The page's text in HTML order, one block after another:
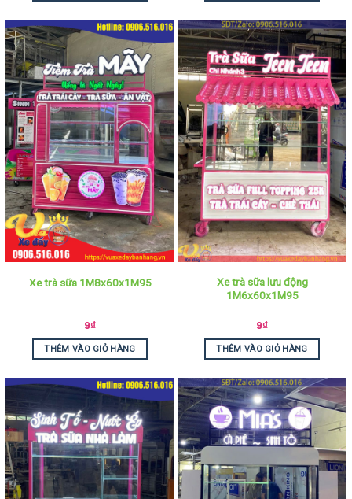
Xe trà sữa 1M8x60x1M95
9₫
THÊM VÀO GIỎ HÀNG
Xe trà sữa lưu động
1M6x60x1M95
9₫
THÊM VÀO GIỎ HÀNG